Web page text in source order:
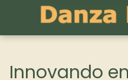
Innovando